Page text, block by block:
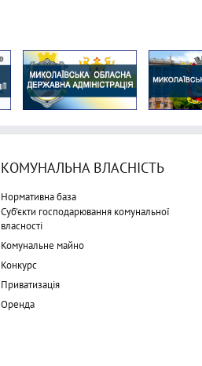
КОМУНАЛЬНА ВЛАСНІСТЬ
Нормативна база
Суб'єкти господарювання комунальної
власності
Комунальне майно
Конкурс
Приватизація
Оренда